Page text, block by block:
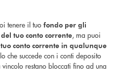
tenere il tuo fondo per gli
tuo conto corrente, ma puoi
conto corrente in qualunque
che succede con i conti deposito
restano bloccati fino ad una